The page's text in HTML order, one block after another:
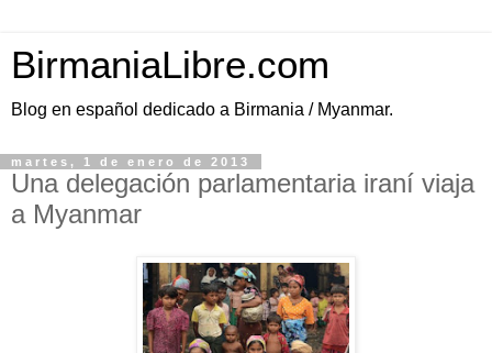
BirmaniaLibre.com
Blog en español dedicado a Birmania / Myanmar.
martes, 1 de enero de 2013
Una delegación parlamentaria iraní viaja
a Myanmar